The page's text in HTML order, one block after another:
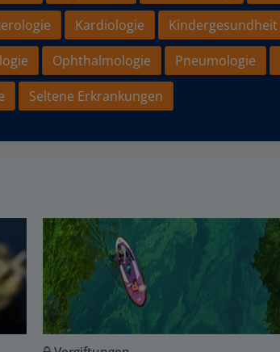
Kardiologie Kindergesundheit
Ophthalmologie Pneumologie
Seltene Erkrankungen